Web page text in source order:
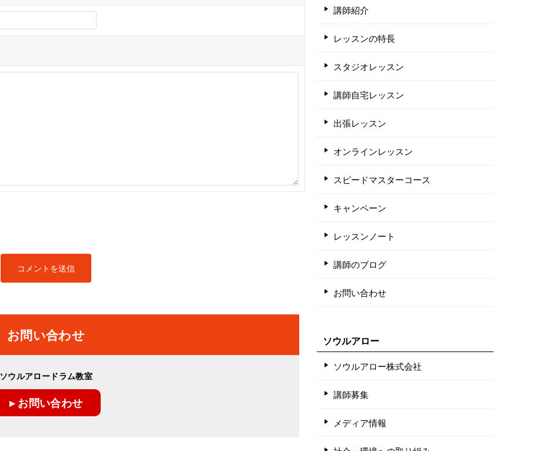
お問い合わせ
ソウルアロードラム教室
▸ お問い合わせ
講師紹介
レッスンの特長
スタジオレッスン
講師自宅レッスン
出張レッスン
オンラインレッスン
スピードマスターコース
キャンペーン
レッスンノート
講師のブログ
お問い合わせ
ソウルアロー
ソウルアロー株式会社
講師募集
メディア情報